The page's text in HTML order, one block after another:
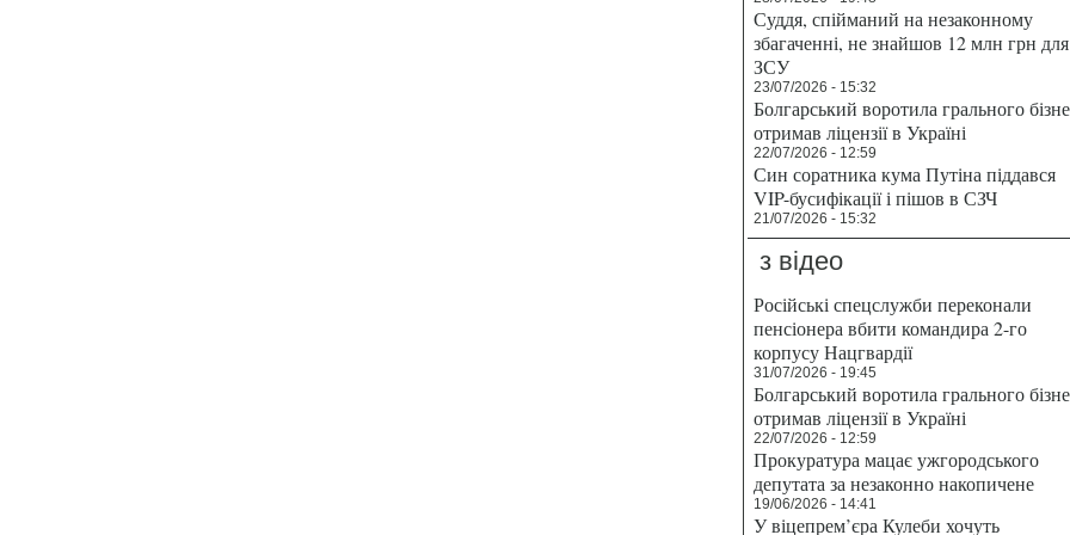
Суддя, спійманий на незаконному
збагаченні, не знайшов 12 млн грн для
ЗСУ
23/07/2026 - 15:32
Болгарський воротила грального
отримав ліцензії в Україні
22/07/2026 - 12:59
Син соратника кума Путіна піддався
VIP-бусифікації і пішов в СЗЧ
21/07/2026 - 15:32
з відео
Російські спецслужби переконали
пенсіонера вбити командира 2-го
корпусу Нацгвардії
31/07/2026 - 19:45
Болгарський воротила грального
отримав ліцензії в Україні
22/07/2026 - 12:59
Прокуратура мацає ужгородського
депутата за незаконно накопичене
19/06/2026 - 14:41
У віцепрем’єра Кулеби хочуть